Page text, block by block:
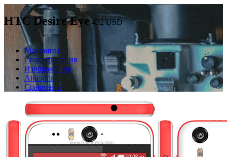
HTC Desire Eye 432USD
Магазины
Спецификация
Изображения
Аналоги
Сравнение